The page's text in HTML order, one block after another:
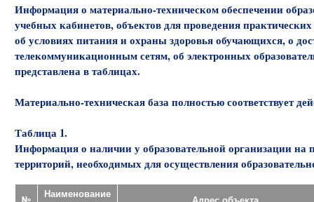
Информация о материально-техническом обеспечении
учебных кабинетов, объектов для проведения
об условиях питания и охраны здоровья обучающихся, о
телекоммуникационным сетям, об электронных
представлена в таблицах.
Материально-техническая база полностью
Таблица 1.
Информация о наличии у образовательной организации на
территорий, необходимых для осуществления
Наименование